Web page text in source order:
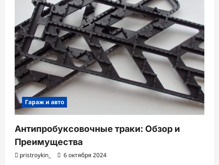
Гараж и авто
Антипробуксовочные траки: Обзор и
Преимущества
pristroykin_ 6 октября 2024